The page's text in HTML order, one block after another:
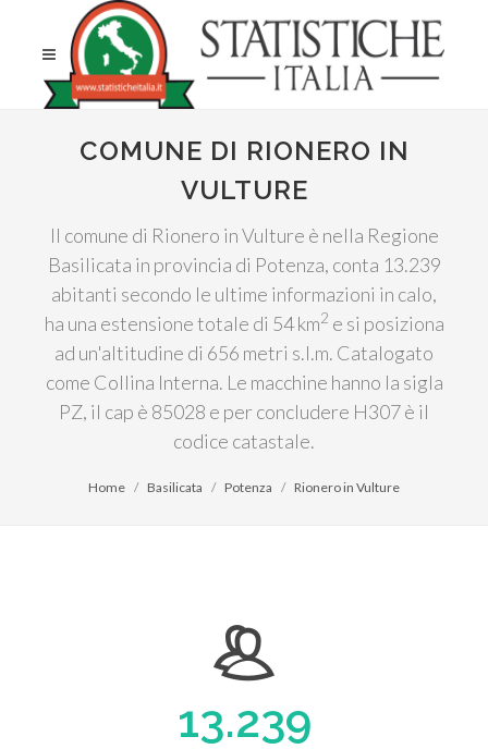
COMUNE DI RIONERO IN
VULTURE
Il comune di Rionero in Vulture è nella Regione
Basilicata in provincia di Potenza, conta 13.239
abitanti secondo le ultime informazioni in calo,
ha una estensione totale di 54 km2 e si posiziona
ad un'altitudine di 656 metri s.l.m. Catalogato
come Collina Interna. Le macchine hanno la sigla
PZ, il cap è 85028 e per concludere H307 è il
codice catastale.
Home Basilicata Potenza Rionero in Vulture
13.239